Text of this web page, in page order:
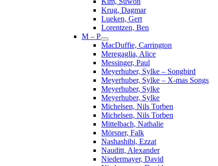
Krug, Dagmar
Lueken, Gert
Lorentzen, Ben
M – P
MacDuffie, Carrington
Meregaglia, Alice
Messinger, Paul
Meyerhuber, Sylke – Songbird
Meyerhuber, Sylke – X-mas Songs
Meyerhuber, Sylke
Meyerhuber, Sylke
Michelsen, Nils Torben
Michelsen, Nils Torben
Mittelbach, Nathalie
Mörsner, Falk
Nashashibi, Ezzat
Nauditt, Alexander
Niedermayer, David